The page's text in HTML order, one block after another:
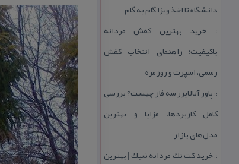
دانشگاه تا اخذ ویزا گام به گام
::خرید بهترین كفش مردانه
باكیفیت؛ راهنمای انتخاب كفش
رسمی، اسپرت و روزمره
:: پاور آنالایزر سه فاز چیست؟ بررسی
كامل كاربردها، مزایا و بهترین
مدل‌های بازار
::خرید كت تك مردانه شیك | بهترین